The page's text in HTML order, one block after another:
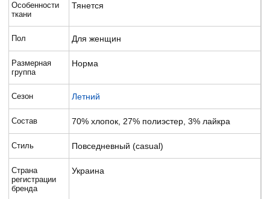
Особенности
ткани
Тянется
Пол Для женщин
Размерная
группа
Норма
Сезон Летний
Состав 70% хлопок, 27% полиэстер, 3% лайкра
Стиль Повседневный (casual)
Страна
регистрации
бренда
Украина